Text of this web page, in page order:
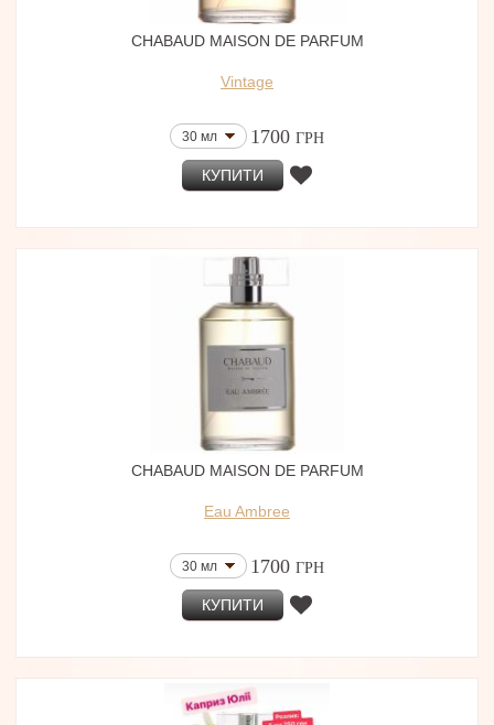
CHABAUD MAISON DE PARFUM
Vintage
30 мл 1700 ГРН
КУПИТИ
CHABAUD MAISON DE PARFUM
Eau Ambree
30 мл 1700 ГРН
КУПИТИ